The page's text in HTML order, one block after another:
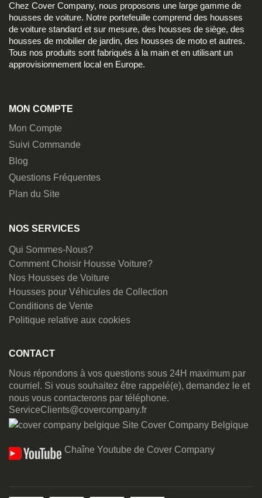
Chez Cover Company, nous proposons une large gamme de
housses de voiture. Notre portefeuille comprend des housses
de voiture standard et sur mesure, des housses de siège, des
housses de mobilier de jardin, des housses de moto et autres.
Tous nos produits sont fabriqués à la main et en utilisant un
approvisionnement local en Europe.
MON COMPTE
Mon Compte
Suivi Commande
Blog
Questions Fréquentes
Plan du Site
NOS SERVICES
Qui Sommes-Nous?
Comment Choisir Housse Voiture?
Nos Housses de Voiture
Housses pour Véhicules de Collection
Conditions de Vente
Politique relative aux cookies
CONTACT
Nous répondons à vos questions sous 24H maximum par
courriel. Si vous souhaitez être rappelé(e), demandez le et
nous vous contacterons par téléphone.
ServiceClients@covercompany.fr
Site Cover Company Belgique
Chaîne Youtube de Cover Company